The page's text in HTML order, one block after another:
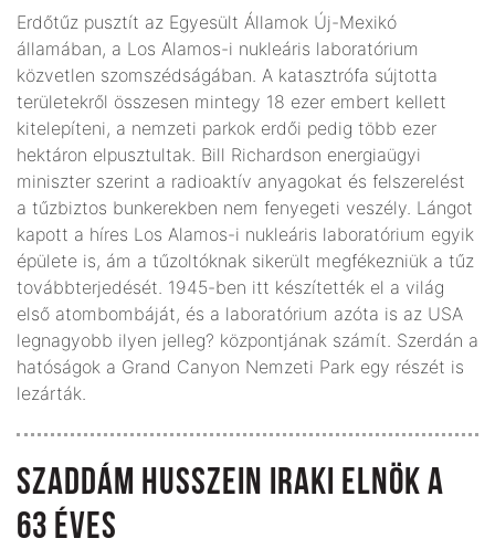
Erdőtűz pusztít az Egyesült Államok Új-Mexikó
államában, a Los Alamos-i nukleáris laboratórium
közvetlen szomszédságában. A katasztrófa sújtotta
területekről összesen mintegy 18 ezer embert kellett
kitelepíteni, a nemzeti parkok erdői pedig több ezer
hektáron elpusztultak. Bill Richardson energiaügyi
miniszter szerint a radioaktív anyagokat és felszerelést
a tűzbiztos bunkerekben nem fenyegeti veszély. Lángot
kapott a híres Los Alamos-i nukleáris laboratórium egyik
épülete is, ám a tűzoltóknak sikerült megfékezniük a tűz
továbbterjedését. 1945-ben itt készítették el a világ
első atombombáját, és a laboratórium azóta is az USA
legnagyobb ilyen jelleg? központjának számít. Szerdán a
hatóságok a Grand Canyon Nemzeti Park egy részét is
lezárták.
SZADDÁM HUSSZEIN IRAKI ELNÖK A
63 ÉVES